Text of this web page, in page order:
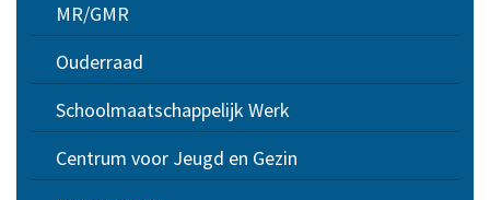
MR/GMR
Ouderraad
Schoolmaatschappelijk Werk
Centrum voor Jeugd en Gezin